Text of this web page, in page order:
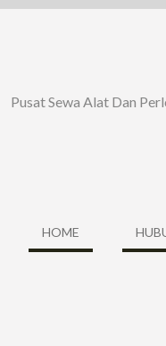
Pusat Sewa Alat Dan
HOME